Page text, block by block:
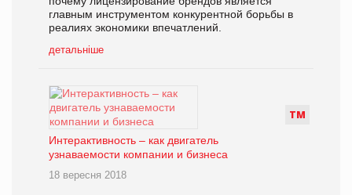
главным инструментом конкурентной борьбы в
реалиях экономики впечатлений.
детальніше
ТМ
Интерактивность – как двигатель
узнаваемости компании и бизнеса
18 вересня 2018